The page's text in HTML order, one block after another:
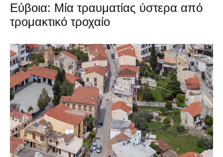
Εύβοια: Μία τραυματίας ύστερα από
τρομακτικό τροχαίο